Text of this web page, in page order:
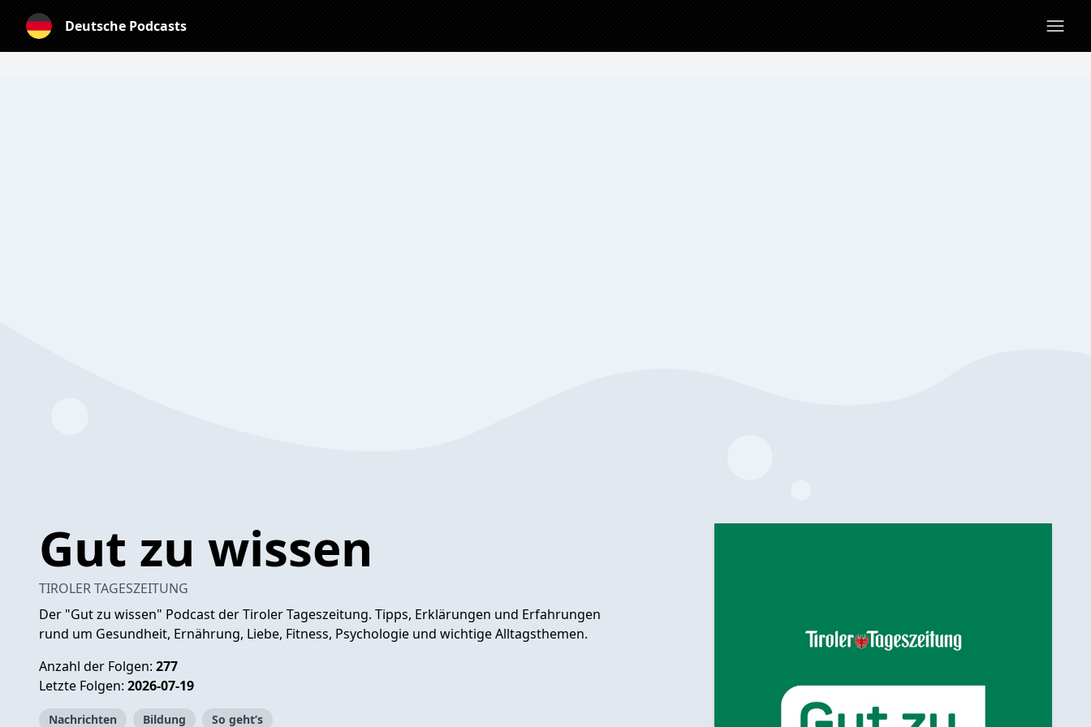
Deutsche Podcasts
Gut zu wissen
TIROLER TAGESZEITUNG
Der "Gut zu wissen" Podcast der Tiroler Tageszeitung. Tipps, Erklärungen und Erfahrungen
rund um Gesundheit, Ernährung, Liebe, Fitness, Psychologie und wichtige Alltagsthemen.
Anzahl der Folgen: 277
Letzte Folgen: 2026-07-19
Nachrichten Bildung So geht’s